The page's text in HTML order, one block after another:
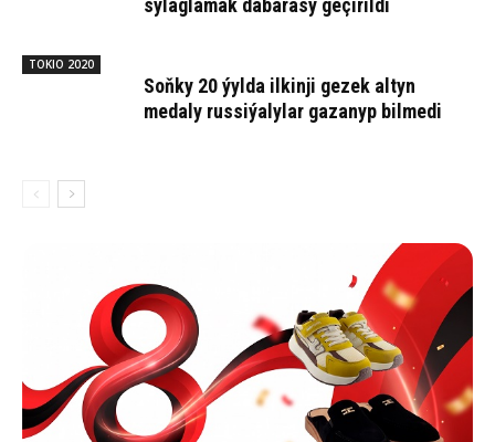
sylaglamak dabarasy geçirildi
TOKIO 2020
Soňky 20 ýylda ilkinji gezek altyn
medaly russiýalylar gazanyp bilmedi